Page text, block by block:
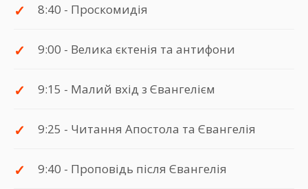
8:40 - Проскомидія
9:00 - Велика єктенія та антифони
9:15 - Малий вхід з Євангелієм
9:25 - Читання Апостола та Євангелія
9:40 - Проповідь після Євангелія